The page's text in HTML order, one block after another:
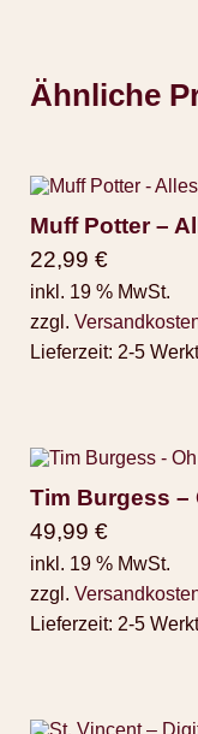
Ähnliche
Muff Potter –
22,99 €
inkl. 19 % MwSt.
zzgl.
Lieferzeit: 2-5
Tim Burgess –
49,99 €
inkl. 19 % MwSt.
zzgl.
Lieferzeit: 2-5